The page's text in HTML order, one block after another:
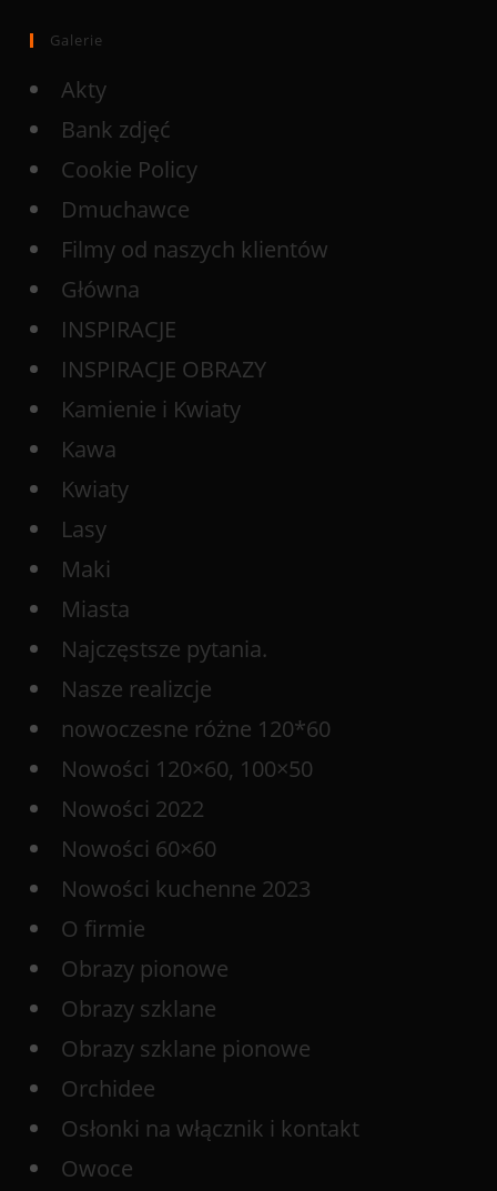
Galerie
Akty
Bank zdjęć
Cookie Policy
Dmuchawce
Filmy od naszych klientów
Główna
INSPIRACJE
INSPIRACJE OBRAZY
Kamienie i Kwiaty
Kawa
Kwiaty
Lasy
Maki
Miasta
Najczęstsze pytania.
Nasze realizcje
nowoczesne różne 120*60
Nowości 120×60, 100×50
Nowości 2022
Nowości 60×60
Nowości kuchenne 2023
O firmie
Obrazy pionowe
Obrazy szklane
Obrazy szklane pionowe
Orchidee
Osłonki na włącznik i kontakt
Owoce